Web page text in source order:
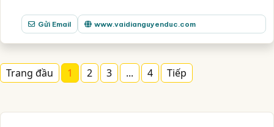
Gửi Email www.vaidianguyenduc.com
Trang đầu 1 2 3 ... 4 Tiếp